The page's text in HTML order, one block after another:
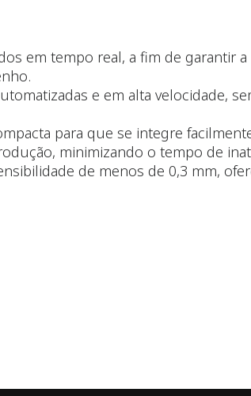
em tempo real, a fim de garantir
e em alta velocidade,
para que se integre
minimizando o tempo de
de menos de 0,3 mm,